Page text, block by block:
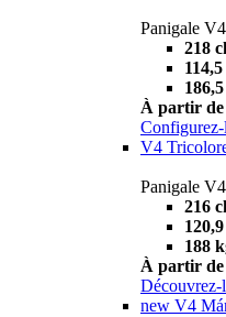
Panigale
218
À partir de
Configurez-
V4
Panigale
216
188
À partir de
Découvrez-
new V4